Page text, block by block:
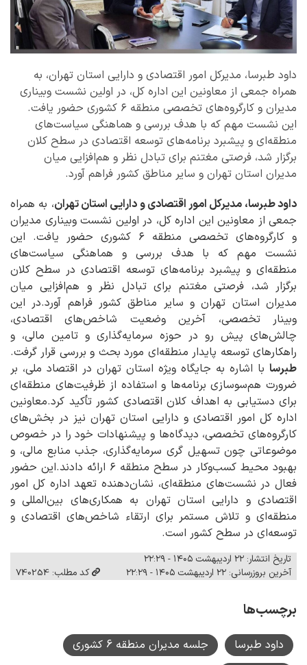
داود طبرسا، مدیرکل امور اقتصادی و دارایی استان تهران، به
همراه جمعی از معاونین این اداره کل، در اولین نشست وبیناری
مدیران و کارگروه‌های تخصصی منطقه ۶ کشوری حضور یافت.
این نشست مهم که با هدف بررسی و هماهنگی سیاست‌های
منطقه‌ای و پیشبرد برنامه‌های توسعه اقتصادی در سطح کلان
برگزار شد، فرصتی مغتنم برای تبادل نظر و هم‌افزایی میان
مدیران استان تهران و سایر مناطق کشور فراهم آورد.
داود طبرسا، مدیرکل امور اقتصادی و دارایی استان تهران، به همراه
جمعی از معاونین این اداره کل، در اولین نشست وبیناری مدیران
و کارگروه‌های تخصصی منطقه ۶ کشوری حضور یافت. این
نشست مهم که با هدف بررسی و هماهنگی سیاست‌های
منطقه‌ای و پیشبرد برنامه‌های توسعه اقتصادی در سطح کلان
برگزار شد، فرصتی مغتنم برای تبادل نظر و هم‌افزایی میان
مدیران استان تهران و سایر مناطق کشور فراهم آورد.در این
وبینار تخصصی، آخرین وضعیت شاخص‌های اقتصادی،
چالش‌های پیش رو در حوزه سرمایه‌گذاری و تامین مالی، و
راهکارهای توسعه پایدار منطقه‌ای مورد بحث و بررسی قرار گرفت.
طبرسا با اشاره به جایگاه ویژه استان تهران در اقتصاد ملی، بر
ضرورت هم‌سوسازی برنامه‌ها و استفاده از ظرفیت‌های منطقه‌ای
برای دستیابی به اهداف کلان اقتصادی کشور تأکید کرد.معاونین
اداره کل امور اقتصادی و دارایی استان تهران نیز در بخش‌های
کارگروه‌های تخصصی، دیدگاه‌ها و پیشنهادات خود را در خصوص
موضوعاتی چون تسهیل گری سرمایه‌گذاری، جذب منابع مالی، و
بهبود محیط کسب‌وکار در سطح منطقه ۶ ارائه دادند.این حضور
فعال در نشست‌های منطقه‌ای، نشان‌دهنده تعهد اداره کل امور
اقتصادی و دارایی استان تهران به همکاری‌های بین‌المللی و
منطقه‌ای و تلاش مستمر برای ارتقاء شاخص‌های اقتصادی و
توسعه‌ای در سطح کشور است.
تاریخ انتشار: ۲۲ اردیبهشت ۱۴۰۵ - ۲۲:۲۹
آخرین بروزرسانی: ۲۲ اردیبهشت ۱۴۰۵ - ۲۲:۲۹
کد مطلب: 740254
برچسب‌ها
داود طبرسا
جلسه مدیران منطقه 6 کشوری